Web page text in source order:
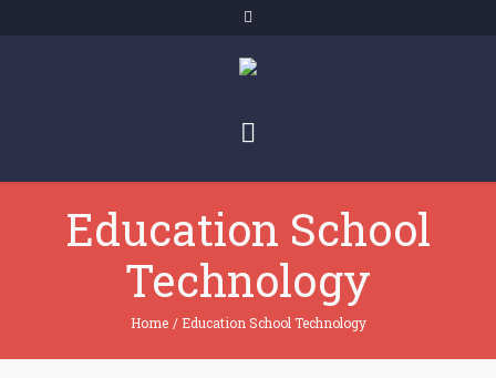
Education School
Technology
Home / Education School Technology